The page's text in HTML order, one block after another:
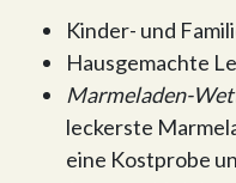
Kinder- und
Hausgemachte
Marmeladen-
leckerste
eine Kostprobe